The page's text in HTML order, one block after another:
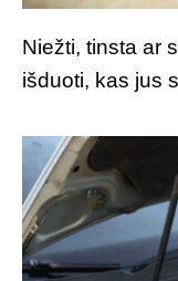
Niežti, tinsta ar
išduoti, kas jus